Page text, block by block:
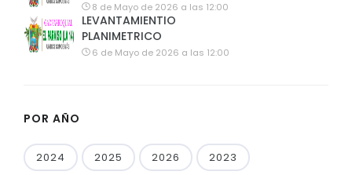
8 de Mayo de 2026 a las 12:00
LEVANTAMIENTIO
PLANIMETRICO
6 de Mayo de 2026 a las 12:00
POR AÑO
2024 2025 2026 2023